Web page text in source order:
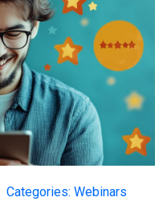
Categories: Webinars